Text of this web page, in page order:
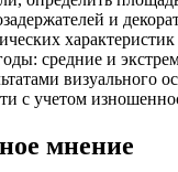
и
средние и
визуального
с учетом
мнение